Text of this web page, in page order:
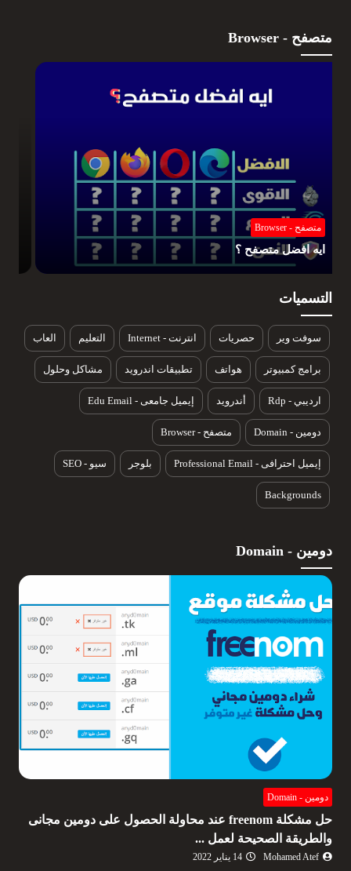
متصفح - Browser
انترنت - Internet
تحميل متصفح opera + المميزات والعيوب
التسميات
سوفت وير حصريات انترنت - Internet التعليم العاب
برامج كمبيوتر هواتف تطبيقات اندرويد مشاكل وحلول
ارديبي - Rdp أندرويد إيميل جامعى - Edu Email
دومين - Domain متصفح - Browser
إيميل احترافى - Professional Email بلوجر سيو - SEO
Backgrounds
دومين - Domain
دومين - Domain
حل مشكلة freenom عند محاولة الحصول على دومين مجانى
والطريقة الصحيحة لعمل ...
Mohamed Atef 14 يناير 2022